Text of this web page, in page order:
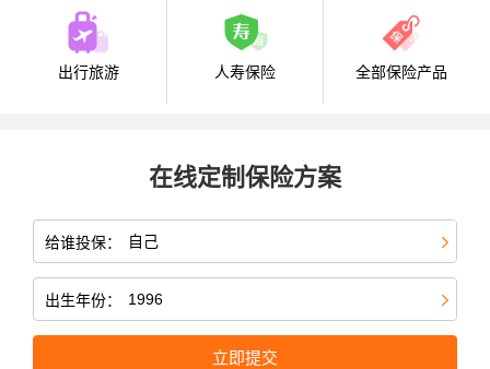
出行旅游 人寿保险 全部保险产品
在线定制保险方案
给谁投保：
出生年份：
立即提交